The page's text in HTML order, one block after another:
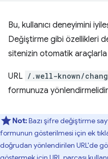
Bu, kullanıcı deneyimini
Değiştirme gibi özellikleri
sitenizin otomatik araçlarla
URL /.well-known/
formunuza
Not:Bazı şifre değiştirme
formunun gösterilmesi için ek
doğrudan yönlendirilen URL'de